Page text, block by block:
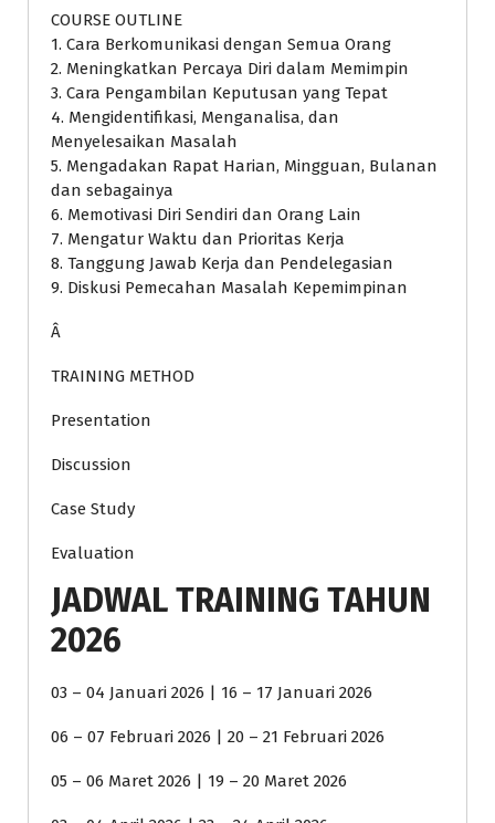
COURSE OUTLINE
1. Cara Berkomunikasi dengan Semua Orang
2. Meningkatkan Percaya Diri dalam Memimpin
3. Cara Pengambilan Keputusan yang Tepat
4. Mengidentifikasi, Menganalisa, dan
Menyelesaikan Masalah
5. Mengadakan Rapat Harian, Mingguan, Bulanan
dan sebagainya
6. Memotivasi Diri Sendiri dan Orang Lain
7. Mengatur Waktu dan Prioritas Kerja
8. Tanggung Jawab Kerja dan Pendelegasian
9. Diskusi Pemecahan Masalah Kepemimpinan
Â
TRAINING METHOD
Presentation
Discussion
Case Study
Evaluation
JADWAL TRAINING TAHUN
2026
03 – 04 Januari 2026 | 16 – 17 Januari 2026
06 – 07 Februari 2026 | 20 – 21 Februari 2026
05 – 06 Maret 2026 | 19 – 20 Maret 2026